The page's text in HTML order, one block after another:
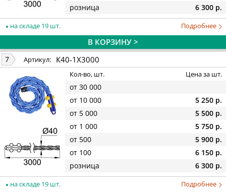
розница
6 300 р.
на складе 19 шт. Подробнее
В КОРЗИНУ >
7 Артикул: К40-1Х3000
Кол-во, шт. Цена за шт.
от 30 000
от 10 000
5 250 р.
от 5 000
5 500 р.
от 1 000
5 750 р.
от 500
5 900 р.
от 100
6 150 р.
розница
6 300 р.
на складе 19 шт. Подробнее